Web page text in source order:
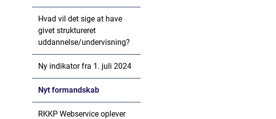
Hvad vil det sige at have
givet struktureret
uddannelse/undervisning?
Ny indikator fra 1. juli 2024
Nyt formandskab
RKKP Webservice oplever